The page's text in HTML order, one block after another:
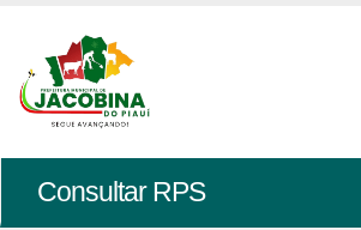
Consultar RPS